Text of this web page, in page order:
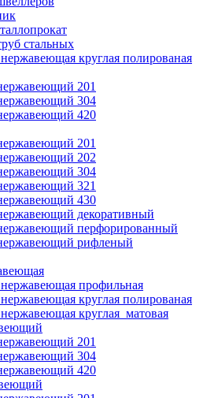
стальных
круглая полированая
201
304
420
201
202
304
321
430
декоративный
перфорированный
рифленый
профильная
круглая полированая
круглая матовая
201
304
420